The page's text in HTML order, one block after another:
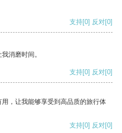
支持[0] 反对[0]
消磨时间。
支持[0] 反对[0]
，让我能够享受到高品质的旅行体
支持[0] 反对[0]